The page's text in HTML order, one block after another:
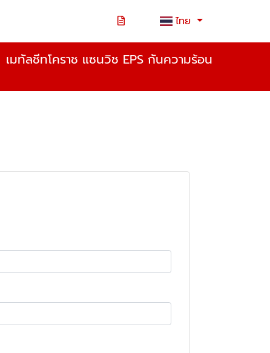
ไทย
เมทัลชีทโคราช แซนวิช EPS กันความร้อน